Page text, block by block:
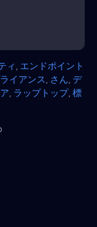
ィ エンドポイント
イアンス さん デ
ラップトップ, 標